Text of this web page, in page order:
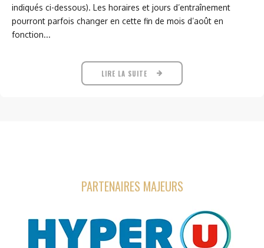
indiqués ci-dessous). Les horaires et jours d’entraînement
pourront parfois changer en cette fin de mois d’août en
fonction...
LIRE LA SUITE
PARTENAIRES MAJEURS